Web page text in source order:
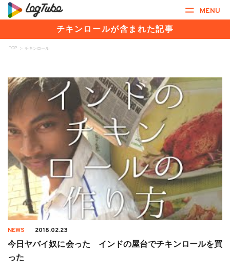
MENU
チキンロールが含まれた記事
TOP > チキンロール
NEWS 2018.02.23
今日ヤバイ奴に会った インドの屋台でチキンロールを買
った